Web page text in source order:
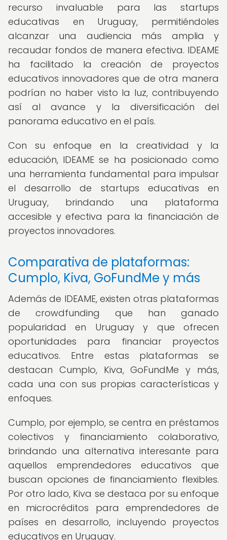
recurso invaluable para las startups
educativas en Uruguay, permitiéndoles
alcanzar una audiencia más amplia y
recaudar fondos de manera efectiva. IDEAME
ha facilitado la creación de proyectos
educativos innovadores que de otra manera
podrían no haber visto la luz, contribuyendo
así al avance y la diversificación del
panorama educativo en el país.
Con su enfoque en la creatividad y la
educación, IDEAME se ha posicionado como
una herramienta fundamental para impulsar
el desarrollo de startups educativas en
Uruguay, brindando una plataforma
accesible y efectiva para la financiación de
proyectos innovadores.
Comparativa de plataformas:
Cumplo, Kiva, GoFundMe y más
Además de IDEAME, existen otras plataformas
de crowdfunding que han ganado
popularidad en Uruguay y que ofrecen
oportunidades para financiar proyectos
educativos. Entre estas plataformas se
destacan Cumplo, Kiva, GoFundMe y más,
cada una con sus propias características y
enfoques.
Cumplo, por ejemplo, se centra en préstamos
colectivos y financiamiento colaborativo,
brindando una alternativa interesante para
aquellos emprendedores educativos que
buscan opciones de financiamiento flexibles.
Por otro lado, Kiva se destaca por su enfoque
en microcréditos para emprendedores de
países en desarrollo, incluyendo proyectos
educativos en Uruguay.